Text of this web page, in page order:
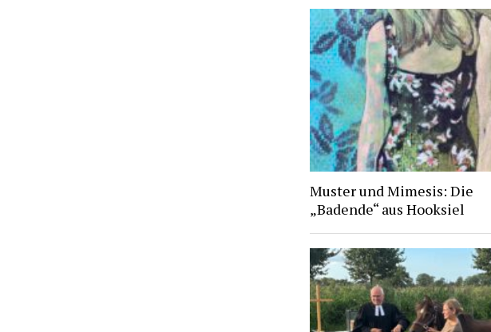
Muster und Mimesis: Die
„Badende“ aus Hooksiel